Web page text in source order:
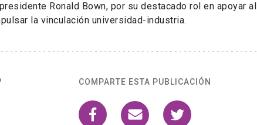
Ronald Bown, por su destacado rol en apoyar al
la vinculación universidad-industria.
COMPARTE ESTA PUBLICACIÓN